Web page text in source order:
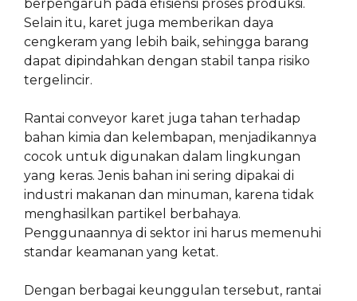
berpengaruh pada efisiensi proses produksi.
Selain itu, karet juga memberikan daya
cengkeram yang lebih baik, sehingga barang
dapat dipindahkan dengan stabil tanpa risiko
tergelincir.
Rantai conveyor karet juga tahan terhadap
bahan kimia dan kelembapan, menjadikannya
cocok untuk digunakan dalam lingkungan
yang keras. Jenis bahan ini sering dipakai di
industri makanan dan minuman, karena tidak
menghasilkan partikel berbahaya.
Penggunaannya di sektor ini harus memenuhi
standar keamanan yang ketat.
Dengan berbagai keunggulan tersebut, rantai